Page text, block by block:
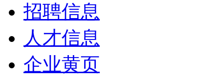
招聘信息
人才信息
企业黄页